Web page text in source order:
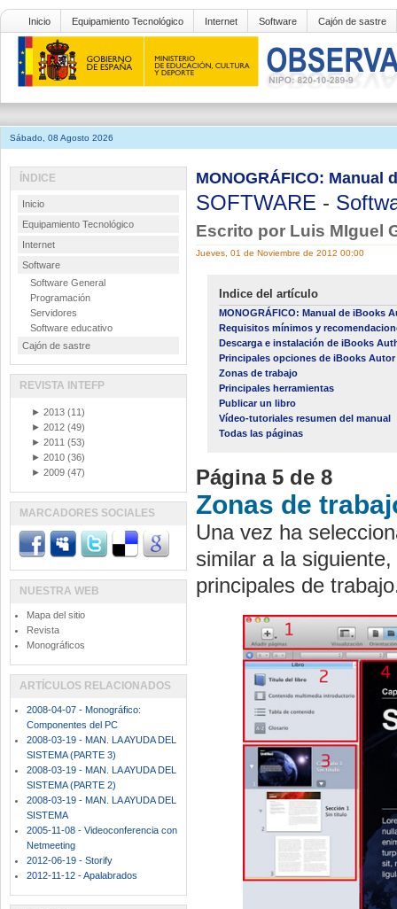
Inicio Equipamiento Tecnológico Internet Software Cajón de sastre
Sábado, 08 Agosto 2026
MONOGRÁFICO: Manual
SOFTWARE -
Escrito por Luis MIguel
Jueves, 01 de Noviembre de 2012 00:00
Indice del artículo
MONOGRÁFICO: Manual de iBooks
Requisitos mínimos y
Descarga e instalación de iBooks
Principales opciones de iBooks
Zonas de trabajo
Principales herramientas
Publicar un libro
Vídeo-tutoriales resumen del manual
Todas las páginas
Página 5 de 8
Zonas de
Una vez ha
similar a la
principales de
ÍNDICE
Inicio
Equipamiento Tecnológico
Internet
Software
Software General
Programación
Servidores
Software educativo
Cajón de sastre
REVISTA INTEFP
► 2013 (11)
► 2012 (49)
► 2011 (53)
► 2010 (36)
► 2009 (47)
MARCADORES SOCIALES
NUESTRA WEB
Mapa del sitio
Revista
Monográficos
ARTÍCULOS RELACIONADOS
2008-04-07 - Monográfico:
Componentes del PC
2008-03-19 - MAN. LA AYUDA DEL
SISTEMA (PARTE 3)
2008-03-19 - MAN. LA AYUDA DEL
SISTEMA (PARTE 2)
2008-03-19 - MAN. LA AYUDA DEL
SISTEMA
2005-11-08 - Videoconferencia con
Netmeeting
2012-06-19 - Storify
2012-11-12 - Apalabrados